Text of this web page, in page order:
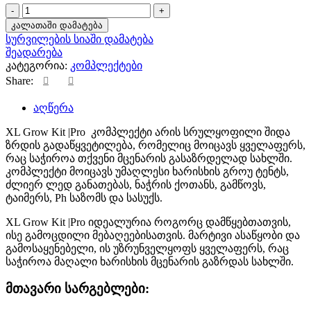
was:
6915,00 ₾.
is:
6223,00 ₾.
რაოდენობა:
XL
Grow
Kit
|
Pro
კალათაში დამატება
სურვილების სიაში დამატება
შეადარება
კატეგორია: კომპლექტები
Share:
აღწერა
XL Grow Kit |Pro კომპლექტი არის სრულყოფილი შიდა
ზრდის გადაწყვეტილება, რომელიც მოიცავს ყველაფერს,
რაც საჭიროა თქვენი მცენარის გასაზრდელად სახლში.
კომპლექტი მოიცავს უმაღლესი ხარისხის გროუ ტენტს,
ძლიერ ლედ განათებას, ნაჭრის ქოთანს, გამწოვს,
ტაიმერს, Ph საზომს და სასუქს.
XL Grow Kit |Pro იდეალურია როგორც დამწყებთათვის,
ისე გამოცდილი მებაღეებისათვის. მარტივი ასაწყობი და
გამოსაყენებელი, ის უზრუნველყოფს ყველაფერს, რაც
საჭიროა მაღალი ხარისხის მცენარის გაზრდას სახლში.
მთავარი სარგებლები: